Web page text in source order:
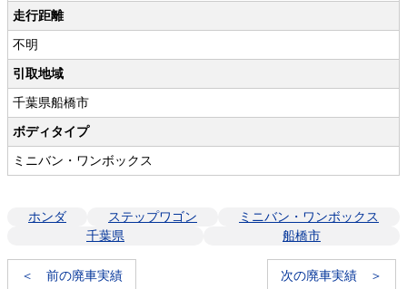
走行距離
不明
引取地域
千葉県船橋市
ボディタイプ
ミニバン・ワンボックス
ホンダ ステップワゴン
ミニバン・ワンボックス
千葉県
船橋市
＜ 前の廃車実績 次の廃車実績 ＞